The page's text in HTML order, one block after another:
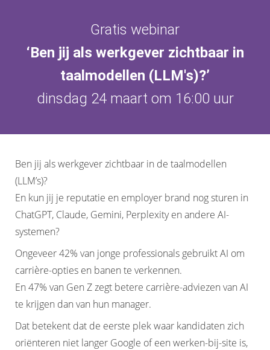
Gratis webinar
‘Ben jij als werkgever zichtbaar in
taalmodellen (LLM's)?’
dinsdag 24 maart om 16:00 uur
Ben jij als werkgever zichtbaar in de taalmodellen
(LLM’s)?
En kun jij je reputatie en employer brand nog sturen in
ChatGPT, Claude, Gemini, Perplexity en andere AI-
systemen?
Ongeveer 42% van jonge professionals gebruikt AI om
carrière-opties en banen te verkennen.
En 47% van Gen Z zegt betere carrière-adviezen van AI
te krijgen dan van hun manager.
Dat betekent dat de eerste plek waar kandidaten zich
oriënteren niet langer Google of een werken-bij-site is,